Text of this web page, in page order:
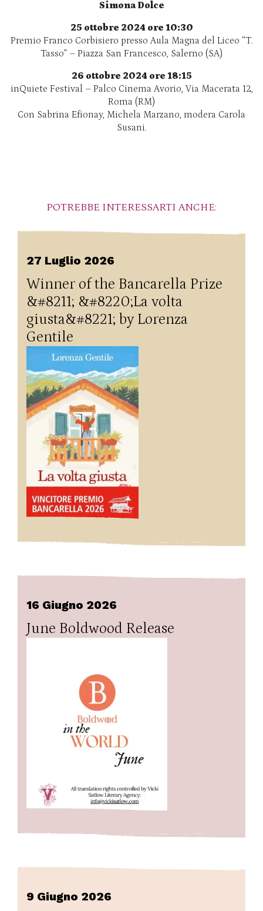
Simona Dolce
25 ottobre 2024 ore 10:30
Premio Franco Corbisiero presso Aula Magna del Liceo “T.
Tasso” – Piazza San Francesco, Salerno (SA)
26 ottobre 2024 ore 18:15
inQuiete Festival – Palco Cinema Avorio, Via Macerata 12,
Roma (RM)
Con Sabrina Efionay, Michela Marzano, modera Carola
Susani.
POTREBBE INTERESSARTI ANCHE:
27 Luglio 2026
Winner of the Bancarella Prize
&#8211; &#8220;La volta
giusta&#8221; by Lorenza
Gentile
16 Giugno 2026
June Boldwood Release
9 Giugno 2026